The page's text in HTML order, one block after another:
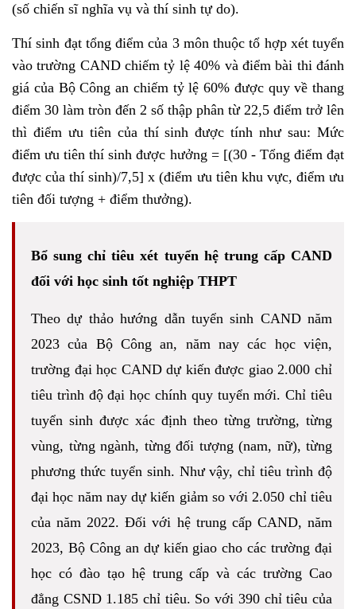
(số chiến sĩ nghĩa vụ và thí sinh tự do).
Thí sinh đạt tổng điểm của 3 môn thuộc tổ hợp xét tuyển
vào trường CAND chiếm tỷ lệ 40% và điểm bài thi đánh
giá của Bộ Công an chiếm tỷ lệ 60% được quy về thang
điểm 30 làm tròn đến 2 số thập phân từ 22,5 điểm trở lên
thì điểm ưu tiên của thí sinh được tính như sau: Mức
điểm ưu tiên thí sinh được hưởng = [(30 - Tổng điểm đạt
được của thí sinh)/7,5] x (điểm ưu tiên khu vực, điểm ưu
tiên đối tượng + điểm thưởng).
Bổ sung chỉ tiêu xét tuyển hệ trung cấp CAND
đối với học sinh tốt nghiệp THPT
Theo dự thảo hướng dẫn tuyển sinh CAND năm
2023 của Bộ Công an, năm nay các học viện,
trường đại học CAND dự kiến được giao 2.000 chỉ
tiêu trình độ đại học chính quy tuyển mới. Chỉ tiêu
tuyển sinh được xác định theo từng trường, từng
vùng, từng ngành, từng đối tượng (nam, nữ), từng
phương thức tuyển sinh. Như vậy, chỉ tiêu trình độ
đại học năm nay dự kiến giảm so với 2.050 chỉ tiêu
của năm 2022. Đối với hệ trung cấp CAND, năm
2023, Bộ Công an dự kiến giao cho các trường đại
học có đào tạo hệ trung cấp và các trường Cao
đẳng CSND 1.185 chỉ tiêu. So với 390 chỉ tiêu của